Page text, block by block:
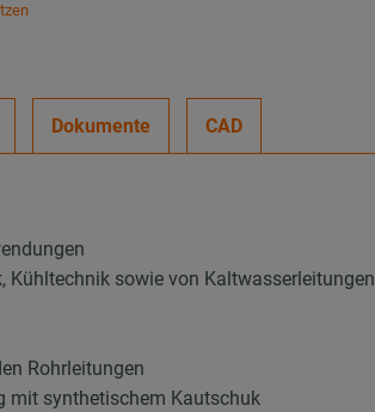
Dokumente CAD
sowie von Kaltwasserleitungen
Rohrleitungen
mit synthetischem Kautschuk